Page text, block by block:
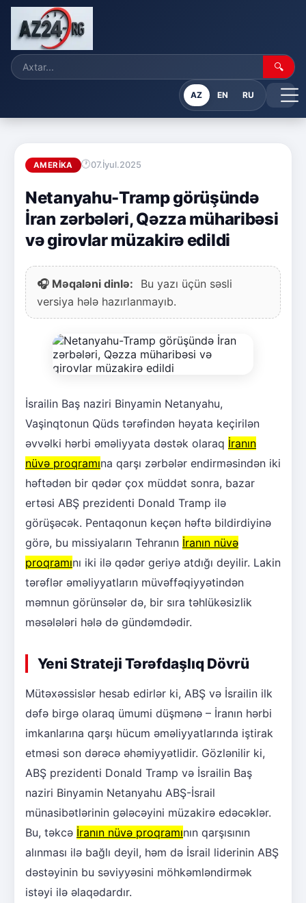
🔍
AZ EN RU
AMERIKA 07.İyul.2025
Netanyahu-Tramp görüşündə
İran zərbələri, Qəzza müharibəsi
və girovlar müzakirə edildi
🎧 Məqaləni dinlə:
Bu yazı üçün səsli
versiya hələ hazırlanmayıb.
İsrailin Baş naziri Binyamin Netanyahu,
Vaşinqtonun Qüds tərəfindən həyata keçirilən
əvvəlki hərbi əməliyyata dəstək olaraq İranın
nüvə proqramına qarşı zərbələr endirməsindən iki
həftədən bir qədər çox müddət sonra, bazar
ertəsi ABŞ prezidenti Donald Tramp ilə
görüşəcək. Pentaqonun keçən həftə bildirdiyinə
görə, bu missiyaların Tehranın İranın nüvə
proqramını iki ilə qədər geriyə atdığı deyilir. Lakin
tərəflər əməliyyatların müvəffəqiyyətindən
məmnun görünsələr də, bir sıra təhlükəsizlik
məsələləri hələ də gündəmdədir.
Yeni Strateji Tərəfdaşlıq Dövrü
Mütəxəssislər hesab edirlər ki, ABŞ və İsrailin ilk
dəfə birgə olaraq ümumi düşmənə – İranın hərbi
imkanlarına qarşı hücum əməliyyatlarında iştirak
etməsi son dərəcə əhəmiyyətlidir. Gözlənilir ki,
ABŞ prezidenti Donald Tramp və İsrailin Baş
naziri Binyamin Netanyahu ABŞ-İsrail
münasibətlərinin gələcəyini müzakirə edəcəklər.
Bu, təkcə İranın nüvə proqramının qarşısının
alınması ilə bağlı deyil, həm də İsrail liderinin ABŞ
dəstəyinin bu səviyyəsini möhkəmləndirmək
istəyi ilə əlaqədardır.